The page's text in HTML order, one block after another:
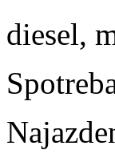
diesel,